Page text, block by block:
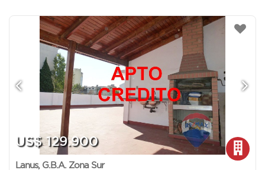
US$ 129.900
Lanus, G.B.A. Zona Sur